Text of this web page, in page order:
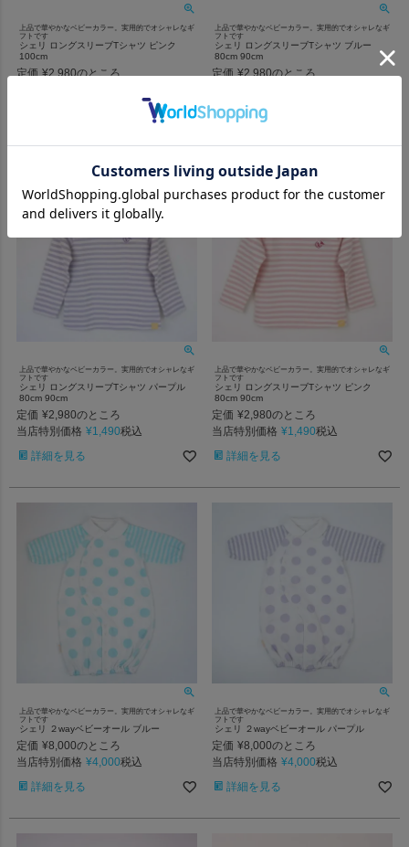
上品で華やかなベビーカラー。実用的でオシャレなギ
フトです
シェリ ロングスリーブTシャツ ピンク
100cm
定価 ¥2,980のところ
上品で華やかなベビーカラー。実用的でオシャレなギ
フトです
シェリ ロングスリーブTシャツ ブルー
80cm 90cm
定価 ¥2,980のところ
詳細を見る
上品で華やかなベビーカラー。実用的でオシャレなギ
フトです
シェリ ロングスリーブTシャツ パープル
80cm 90cm
定価 ¥2,980のところ
当店特別価格 ¥1,490税込
詳細を見る
上品で華やかなベビーカラー。実用的でオシャレなギ
フトです
シェリ ロングスリーブTシャツ ピンク
80cm 90cm
定価 ¥2,980のところ
当店特別価格 ¥1,490税込
詳細を見る
上品で華やかなベビーカラー。実用的でオシャレなギ
フトです
シェリ ２wayベビーオール ブルー
定価 ¥8,000のところ
当店特別価格 ¥4,000税込
詳細を見る
上品で華やかなベビーカラー。実用的でオシャレなギ
フトです
シェリ ２wayベビーオール パープル
定価 ¥8,000のところ
当店特別価格 ¥4,000税込
詳細を見る